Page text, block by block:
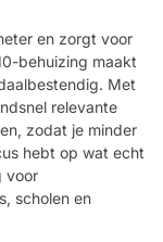
en zorgt voor
behuizing maakt
Met
relevante
zodat je minder
hebt op wat echt
voor
scholen en